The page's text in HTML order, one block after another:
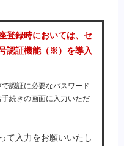
登録時においては、セ
認証機能（※）を導入
認証に必要なパスワード
続きの画面に入力いただ
て入力をお願いいたし